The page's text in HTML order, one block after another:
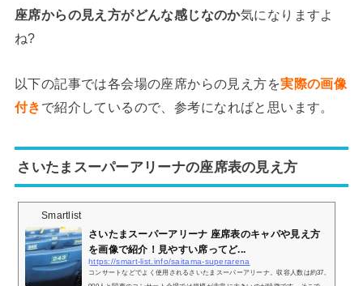
座席からの見え方がどんな感じなのか気になりますよ
ね?
以下の記事では各会場の座席からの見え方を実際の画像
付き で紹介しているので、参考になればと思います。
さいたまスーパーアリーナの座席表の見え方
Smartlist
さいたまスーパーアリーナ 座席表のキャパや見え方
を画像で紹介！見やすい席ってど...
https://smart-list.info/saitama-superarena
コンサートなどでよく使用されるさいたまスーパーアリーナ。収容人数は約37,